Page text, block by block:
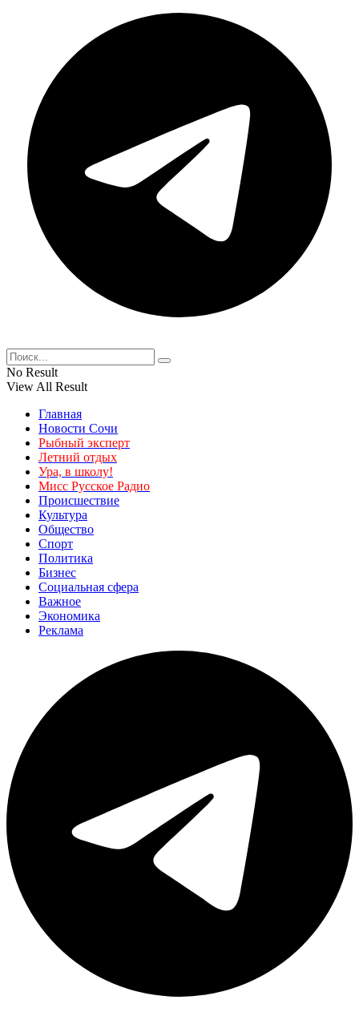
No Result
View All Result
Главная
Новости Сочи
Рыбный эксперт
Летний отдых
Ура, в школу!
Мисс Русское Радио
Происшествие
Культура
Общество
Спорт
Политика
Бизнес
Социальная сфера
Важное
Экономика
Реклама